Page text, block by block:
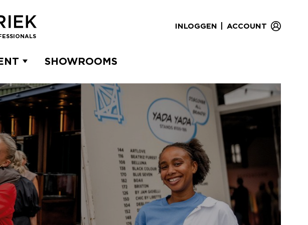
INLOGGEN ACCOUNT
SHOWROOMS